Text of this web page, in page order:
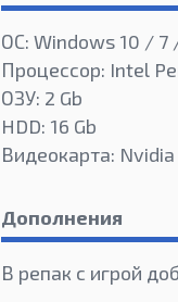
ОС: Windows 10 /
Процессор: Intel
ОЗУ: 2 Gb
HDD: 16 Gb
Видеокарта:
Дополнения
В репак с игрой